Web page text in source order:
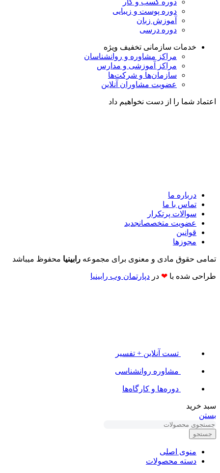
دوره پوست و زیبایی
آموزش زبان
دوره درسی
خدمات سازمانی تخفیف ویژه
مراکز مشاوره و روانشناسان
مراکز آموزشی و مدارس
سازمان‌ها و شرکت‌ها
عضویت مشاوران آنلاین
اعتماد شما را از دست نخواهیم داد
درباره ما
تماس با ما
سوالات پرتکرار
عضویت متخصصانجدید
قوانین
مجوزها
تمامی حقوق مادی و معنوی برای مجموعه رابینیا محفوظ میباشد
طراحی شده با ❤ در دپارتمان وب رابینیا​​
تست آنلاین + تفسیر
مشاوره روانشناسی
دوره‌ها و کارگاه‌ها
سبد خرید
بستن
جستجو
منوی اصلی
دسته محصولات